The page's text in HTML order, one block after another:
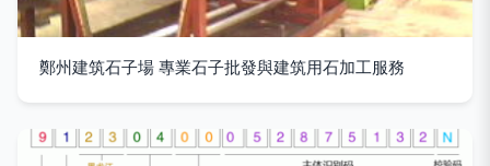
鄭州建筑石子場 專業石子批發與建筑用石加工服務